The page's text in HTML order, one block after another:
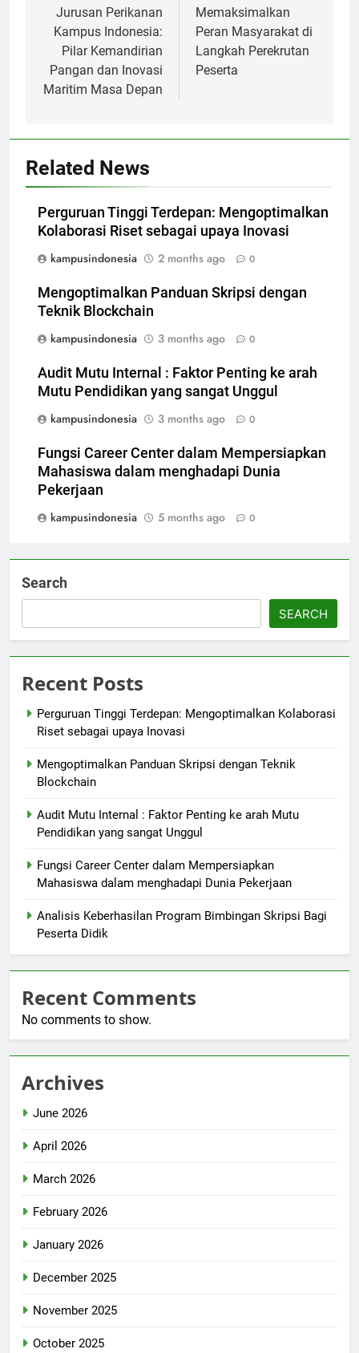
navigation
Jurusan Perikanan
Kampus Indonesia:
Pilar Kemandirian
Pangan dan Inovasi
Maritim Masa Depan
Memaksimalkan
Peran Masyarakat di
Langkah Perekrutan
Peserta
Related News
Perguruan Tinggi Terdepan: Mengoptimalkan
Kolaborasi Riset sebagai upaya Inovasi
kampusindonesia
2 months ago 0
Mengoptimalkan Panduan Skripsi dengan
Teknik Blockchain
kampusindonesia
3 months ago 0
Audit Mutu Internal : Faktor Penting ke arah
Mutu Pendidikan yang sangat Unggul
kampusindonesia
3 months ago 0
Fungsi Career Center dalam Mempersiapkan
Mahasiswa dalam menghadapi Dunia
Pekerjaan
kampusindonesia
5 months ago 0
Search
SEARCH
Recent Posts
Perguruan Tinggi Terdepan: Mengoptimalkan Kolaborasi
Riset sebagai upaya Inovasi
Mengoptimalkan Panduan Skripsi dengan Teknik
Blockchain
Audit Mutu Internal : Faktor Penting ke arah Mutu
Pendidikan yang sangat Unggul
Fungsi Career Center dalam Mempersiapkan
Mahasiswa dalam menghadapi Dunia Pekerjaan
Analisis Keberhasilan Program Bimbingan Skripsi Bagi
Peserta Didik
Recent Comments
No comments to show.
Archives
June 2026
April 2026
March 2026
February 2026
January 2026
December 2025
November 2025
October 2025